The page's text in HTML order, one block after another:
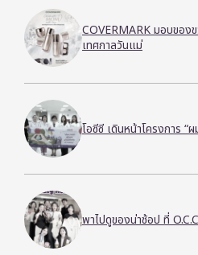
COVERMARK มอบขอ
เทศกาลวันแม่
โอซีซี เดินหน้าโครงการ
พาไปดูของน่าช้อป ที่